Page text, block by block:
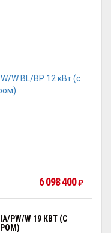
6 098 400₽
PW/W 19 КВТ (С